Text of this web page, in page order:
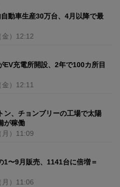
動車生産30万台、4月以降で最
金） 12:12
EV充電所開設、2年で100カ所目
金） 12:11
ン、チョンブリーの工場で太陽
が稼働
月） 11:09
1〜9月販売、1141台に倍増＝
月） 11:06